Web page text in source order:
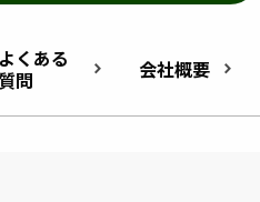
よくある
質問
keyboard_arrow_right 会社概要 keyboard_arrow_right